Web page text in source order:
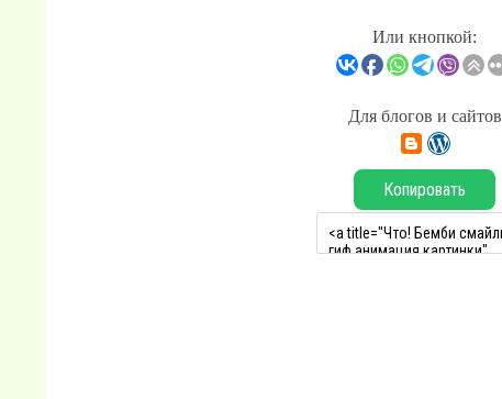
Или кнопкой:
Для блогов и сайтов
Копировать